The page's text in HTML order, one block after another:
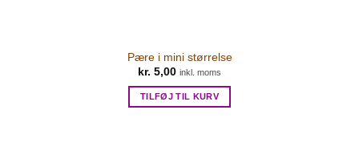
Pære i mini størrelse
kr. 5,00 inkl. moms
TILFØJ TIL KURV